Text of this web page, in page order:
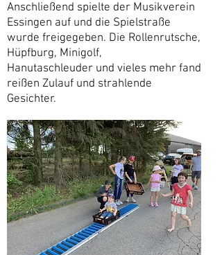
Anschließend spielte der Musikverein
Essingen auf und die Spielstraße
wurde freigegeben. Die Rollenrutsche,
Hüpfburg, Minigolf,
Hanutaschleuder und vieles mehr fand
reißen Zulauf und strahlende
Gesichter.